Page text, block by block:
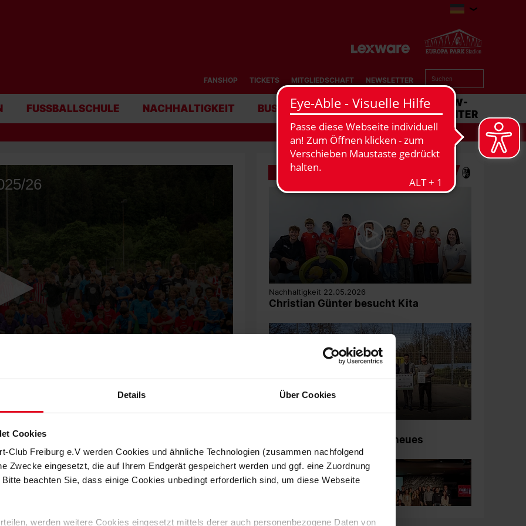
Details Über Cookies
Cookies
Club Freiburg e.V werden Cookies und ähnliche Technologien (zusammen nachfolgend
Zwecke eingesetzt, die auf Ihrem Endgerät gespeichert werden und ggf. eine Zuordnung
beachten Sie, dass einige Cookies unbedingt erforderlich sind, um diese Webseite
werden weitere Cookies eingesetzt mittels derer auch personenbezogene Daten von
FANSHOP TICKETS MITGLIEDSCHAFT NEWSLETTER
FUSSBALLSCHULE NACHHALTIGKEIT BUSINESS STADION MATCHCENTER
26
26
auf dem Gelände des PTSV Jahn Freiburg zusammen – am
Nachhaltigkeit 22.05.2026
Christian Günter besucht Kita
SC eröffnet mit Partnern neues
Sportareal